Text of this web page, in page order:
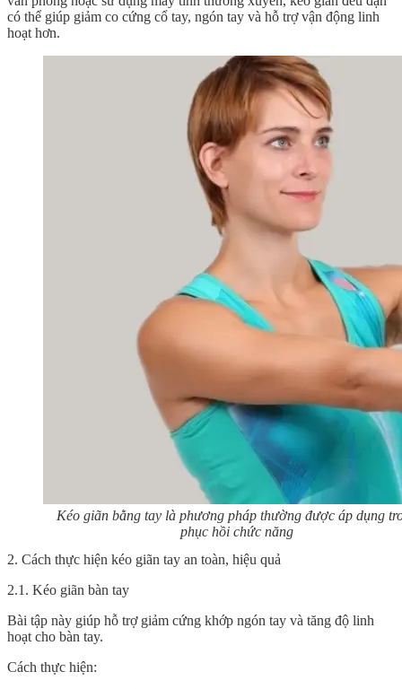
có thể giúp giảm co cứng cổ tay, ngón tay và hỗ trợ vận động linh
hoạt hơn.
Kéo giãn bằng tay là phương pháp thường được áp dụng
phục hồi chức năng
2. Cách thực hiện kéo giãn tay an toàn, hiệu quả
2.1. Kéo giãn bàn tay
Bài tập này giúp hỗ trợ giảm cứng khớp ngón tay và tăng độ linh
hoạt cho bàn tay.
Cách thực hiện: